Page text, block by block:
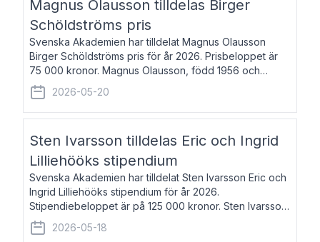
Magnus Olausson tilldelas Birger
Schöldströms pris
Svenska Akademien har tilldelat Magnus Olausson
Birger Schöldströms pris för år 2026. Prisbeloppet är
75 000 kronor. Magnus Olausson, född 1956 och
bosatt i Stockholm, är konstvetare, museiman och
hovman. Han disputerade 1993 vid Uppsala un
2026-05-20
Sten Ivarsson tilldelas Eric och Ingrid
Lilliehööks stipendium
Svenska Akademien har tilldelat Sten Ivarsson Eric och
Ingrid Lilliehööks stipendium för år 2026.
Stipendiebeloppet är på 125 000 kronor. Sten Ivarsson,
född 1979, är mediateksamordnare vid
Söderslättsgymnasiet i Trelleborg. Här har han på
2026-05-18